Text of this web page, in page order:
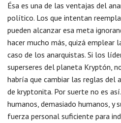
Ésa es una de las ventajas del
político. Los que intentan
pueden alcanzar esa meta
hacer mucho más, quizá emplear
caso de los anarquistas. Si los
superseres del planeta Kryptón,
habría que cambiar las reglas del
de kryptonita. Por suerte no es
humanos, demasiado humanos, y
fuerza personal suficiente para